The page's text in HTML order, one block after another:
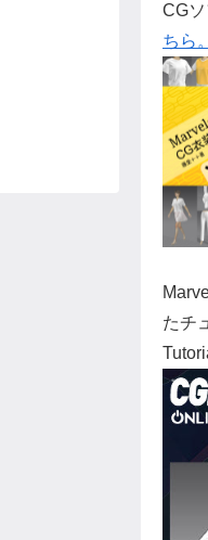
CG
ちら。
たチ